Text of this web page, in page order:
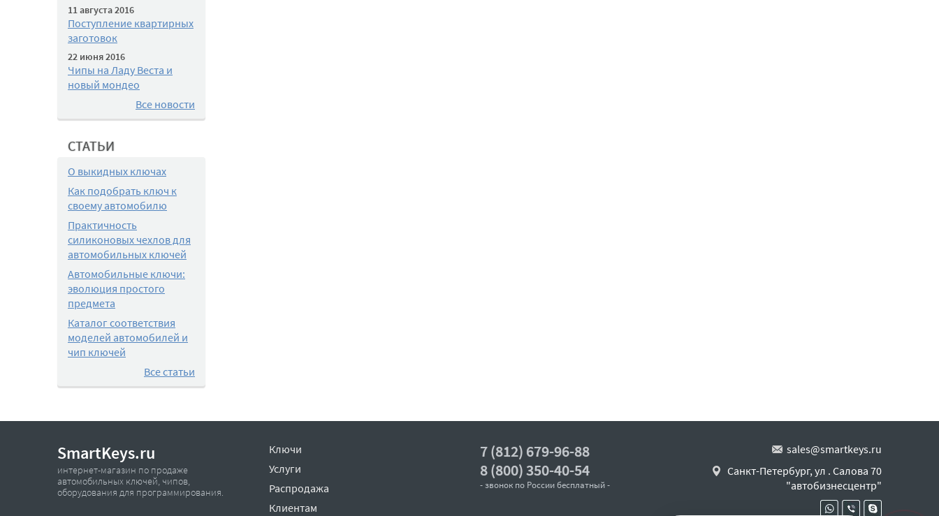
11 августа 2016
Поступление квартирных
заготовок
22 июня 2016
Чипы на Ладу Веста и
новый мондео
Все новости
СТАТЬИ
О выкидных ключах
Как подобрать ключ к
своему автомобилю
Практичность
силиконовых чехлов для
автомобильных ключей
Автомобильные ключи:
эволюция простого
предмета
Каталог соответствия
моделей автомобилей и
чип ключей
Все статьи
SmartKeys.ru
интернет-магазин по продаже
автомобильных ключей, чипов,
оборудования для программирования.
Ключи
Услуги
Распродажа
Клиентам
7 (812) 679-96-88
8 (800) 350-40-54
- звонок по России бесплатный -
sales@smartkeys.ru
Санкт-Петербург, ул . Салова 70
"автобизнесцентр"